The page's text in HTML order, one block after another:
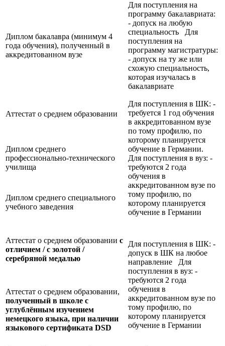
Диплом бакалавра (минимум 4
года обучения), полученный в
аккредитованном вузе
Для поступления на
программу бакалавриата:
- допуск на любую
специальность Для
поступления на
программу магистратуры:
- допуск на ту же или
схожую специальность,
которая изучалась в
бакалавриате
Аттестат о среднем образовании
Для поступления в ШК: -
требуется 1 год обучения
в аккредитованном вузе
по тому профилю, по
которому планируется
обучение в Германии.
Для поступления в вуз: -
требуются 2 года
обучения в
аккредитованном вузе по
тому профилю, по
которому планируется
обучение в Германии
Диплом среднего
профессионально-технического
училища
Диплом среднего специального
учебного заведения
Аттестат о среднем образовании с
отличием / с золотой /
серебряной медалью
Для поступления в ШК: -
допуск в ШК на любое
направление Для
поступления в вуз: -
требуются 2 года
обучения в
аккредитованном вузе по
тому профилю, по
которому планируется
обучение в Германии
Аттестат о среднем образовании,
полученный в школе с
углублённым изучением
немецкого языка, при наличии
языкового сертификата DSD